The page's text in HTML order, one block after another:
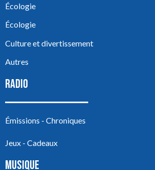
Écologie
Écologie
Culture et divertissement
Autres
RADIO
Émissions - Chroniques
Jeux - Cadeaux
MUSIQUE